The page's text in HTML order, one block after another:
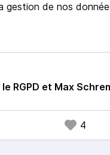
gestion de nos
de prendre un
🌪️ des accords
à Schrems II ⚖️, en
les géants de la tech
aussi se préparer
RGPD et Max
4